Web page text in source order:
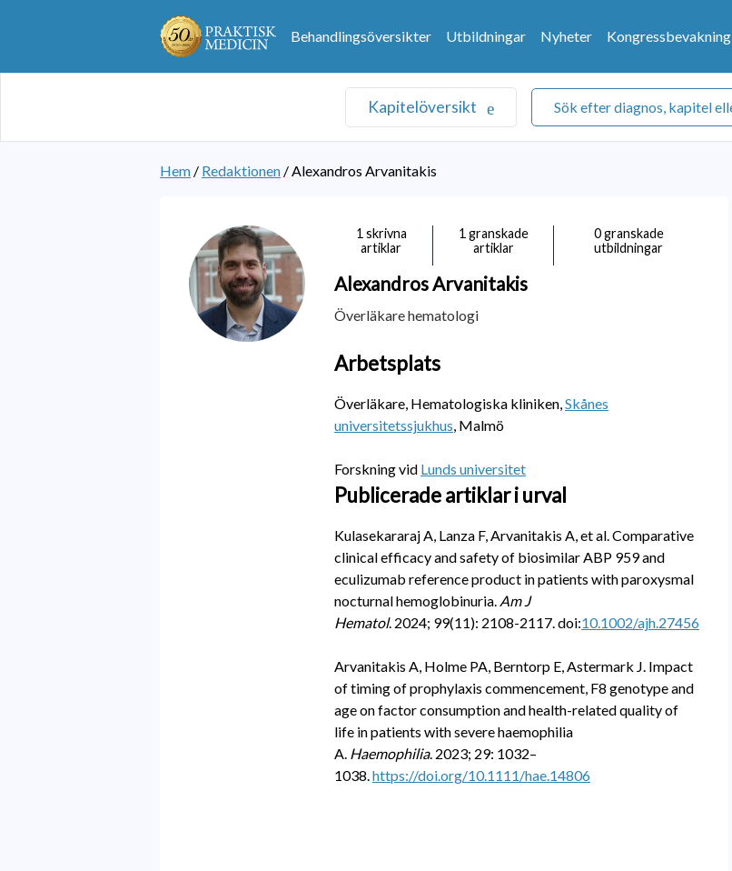
Behandlingsöversikter Utbildningar Nyheter Kongressbevakning
Kapitelöversikt
Hem / Redaktionen /Alexandros Arvanitakis
1 skrivna
artiklar
1 granskade
artiklar
0 granskade
utbildningar
AlexandrosArvanitakis
Överläkare hematologi
Arbetsplats
Överläkare, Hematologiska kliniken,Skånes
universitetssjukhus, Malmö
Forskning vid Lunds universitet
Publicerade artiklar i urval
Kulasekararaj A, Lanza F,Arvanitakis A, et al.Comparative
clinical efficacy and safety of biosimilar ABP 959 and
eculizumab reference product in patients with paroxysmal
nocturnal hemoglobinuria. Am J
Hematol. 2024; 99(11): 2108-2117. doi:10.1002/ajh.27456
Arvanitakis A, Holme PA, Berntorp E,Astermark J. Impact
of timing of prophylaxis commencement, F8 genotype and
age on factor consumption and health-related quality of
life in patients with severe haemophilia
A. Haemophilia. 2023; 29: 1032–
1038.https://doi.org/10.1111/hae.14806